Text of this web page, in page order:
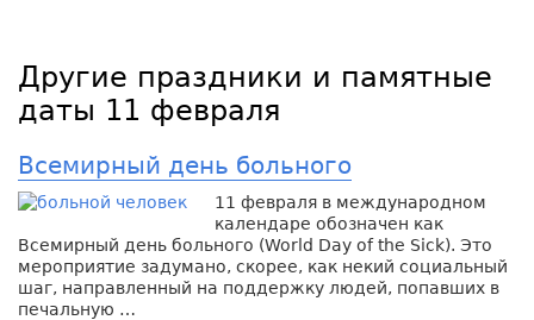
Другие праздники и памятные
даты 11 февраля
Всемирный день больного
11 февраля в международном
календаре обозначен как
Всемирный день больного (World Day of the Sick). Это
мероприятие задумано, скорее, как некий социальный
шаг, направленный на поддержку людей, попавших в
печальную …